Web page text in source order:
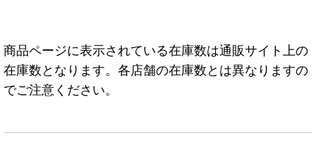
商品ページに表示されている在庫数は通販サイト上の
在庫数となります。各店舗の在庫数とは異なりますの
でご注意ください。